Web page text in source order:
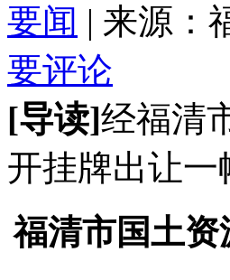
要闻 | 来源：
要评论
[导读]经福清
开挂牌出让
福清市国土资